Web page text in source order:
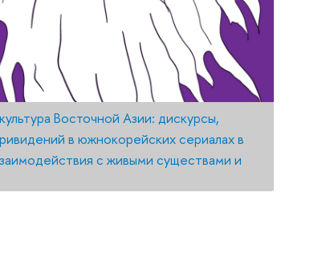
Восточной Азии: дискурсы,
в южнокорейских сериалах в
с живыми существами и